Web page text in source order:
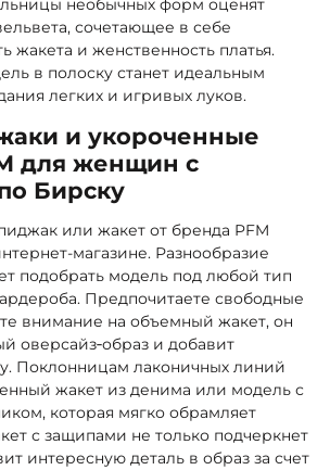
необычных форм оценят
сочетающее в себе
жакета и женственность платья.
в полоску станет идеальным
легких и игривых луков.
и укороченные
для женщин с
Бирску
или жакет от бренда PFM
магазине. Разнообразие
подобрать модель под любой тип
Предпочитаете свободные
внимание на объемный жакет, он
оверсайз‑образ и добавит
Поклонницам лаконичных линий
жакет из денима или модель с
которая мягко обрамляет
с защипами не только подчеркнет
интересную деталь в образ за счет